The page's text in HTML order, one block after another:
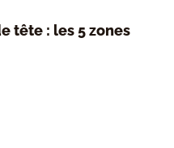
tête : les 5 zones